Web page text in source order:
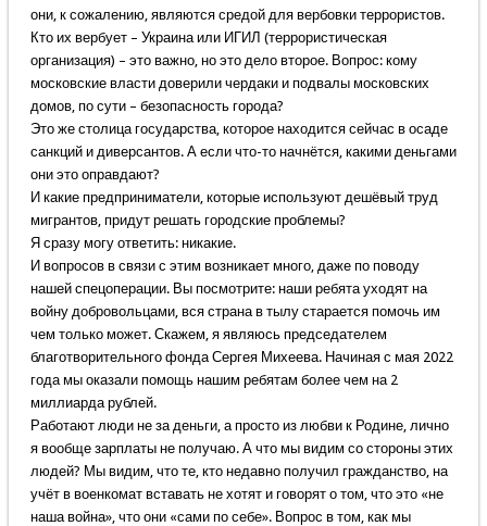
они, к сожалению, являются средой для вербовки террористов.
Кто их вербует – Украина или ИГИЛ (террористическая
организация) – это важно, но это дело второе. Вопрос: кому
московские власти доверили чердаки и подвалы московских
домов, по сути – безопасность города?
Это же столица государства, которое находится сейчас в осаде
санкций и диверсантов. А если что-то начнётся, какими деньгами
они это оправдают?
И какие предприниматели, которые используют дешёвый труд
мигрантов, придут решать городские проблемы?
Я сразу могу ответить: никакие.
И вопросов в связи с этим возникает много, даже по поводу
нашей спецоперации. Вы посмотрите: наши ребята уходят на
войну добровольцами, вся страна в тылу старается помочь им
чем только может. Скажем, я являюсь председателем
благотворительного фонда Сергея Михеева. Начиная с мая 2022
года мы оказали помощь нашим ребятам более чем на 2
миллиарда рублей.
Работают люди не за деньги, а просто из любви к Родине, лично
я вообще зарплаты не получаю. А что мы видим со стороны этих
людей? Мы видим, что те, кто недавно получил гражданство, на
учёт в военкомат вставать не хотят и говорят о том, что это «не
наша война», что они «сами по себе». Вопрос в том, как мы